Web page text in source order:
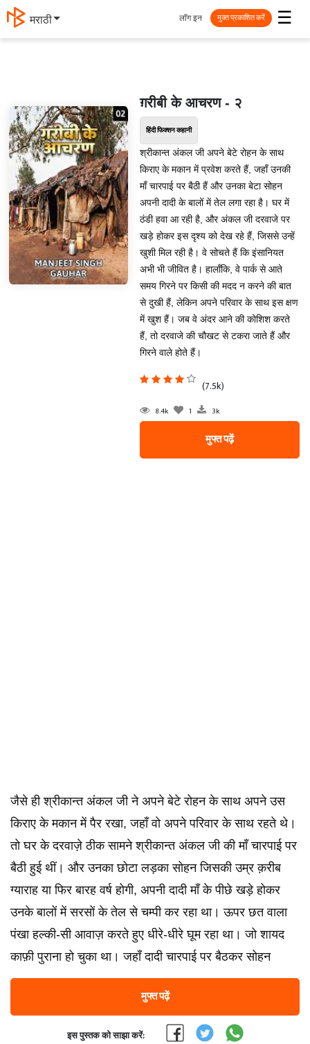
मराठी ☰
लॉग इन मुक्त प्रकाशित करें
ग़रीबी के आचरण - २
हिंदी फिक्शन कहानी
श्रीकान्त अंकल जी अपने बेटे रोहन के साथ
किराए के मकान में प्रवेश करते हैं, जहाँ उनकी
माँ चारपाई पर बैठी हैं और उनका बेटा सोहन
अपनी दादी के बालों में तेल लगा रहा है। घर में
ठंडी हवा आ रही है, और अंकल जी दरवाजे पर
खड़े होकर इस दृश्य को देख रहे हैं, जिससे उन्हें
खुशी मिल रही है। वे सोचते हैं कि इंसानियत
अभी भी जीवित है। हालाँकि, वे पार्क से आते
समय गिरने पर किसी की मदद न करने की बात
से दुखी हैं, लेकिन अपने परिवार के साथ इस क्षण
में खुश हैं। जब वे अंदर आने की कोशिश करते
हैं, तो दरवाजे की चौखट से टकरा जाते हैं और
गिरने वाले होते हैं।
(7.5k)
8.4k 1 3k
मुफ्त पढ़ें
जैसे ही श्रीकान्त अंकल जी ने अपने बेटे रोहन के साथ अपने उस
किराए के मकान में पैर रखा, जहॉं वो अपने परिवार के साथ रहते थे।
तो घर के दरवाज़े ठीक सामने श्रीकान्त अंकल जी की मॉं चारपाई पर
बैठी हुई थीं। और उनका छोटा लड़का सोहन जिसकी उम्र क़रीब
ग्याराह या फिर बारह वर्ष होगी, अपनी दादी माँ के पीछे खड़े होकर
उनके बालों में सरसों के तेल से चम्पी कर रहा था। ऊपर छत वाला
पंखा हल्की-सी आवाज़ करते हुए धीरे-धीरे घूम रहा था। जो शायद
काफ़ी पुराना हो चुका था। जहॉं दादी चारपाई पर बैठकर सोहन
मुफ्त पढ़ें
इस पुस्तक को साझा करें: